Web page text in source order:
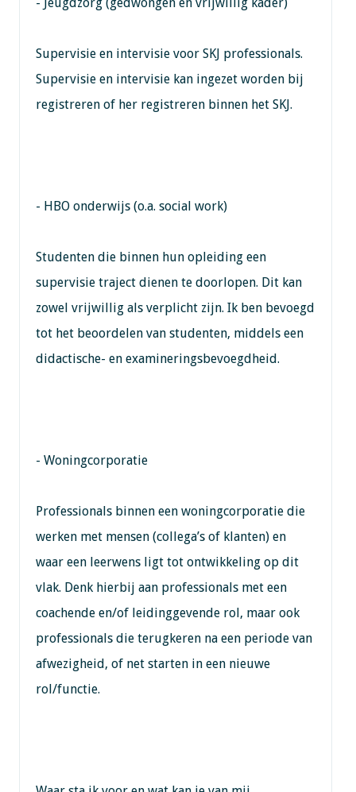
Supervisie en intervisie voor SKJ professionals.
Supervisie en intervisie kan ingezet worden bij
registreren of her registreren binnen het SKJ.
- HBO onderwijs (o.a. social work)
Studenten die binnen hun opleiding een
supervisie traject dienen te doorlopen. Dit kan
zowel vrijwillig als verplicht zijn. Ik ben bevoegd
tot het beoordelen van studenten, middels een
didactische- en examineringsbevoegdheid.
- Woningcorporatie
Professionals binnen een woningcorporatie die
werken met mensen (collega’s of klanten) en
waar een leerwens ligt tot ontwikkeling op dit
vlak. Denk hierbij aan professionals met een
coachende en/of leidinggevende rol, maar ook
professionals die terugkeren na een periode van
afwezigheid, of net starten in een nieuwe
rol/functie.